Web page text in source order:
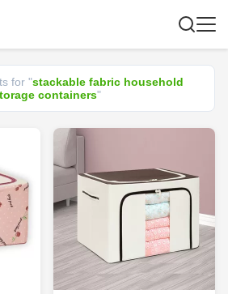
for "stackable fabric household
containers"